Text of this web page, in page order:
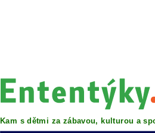
Kam s dětmi za zábavou, kulturou a